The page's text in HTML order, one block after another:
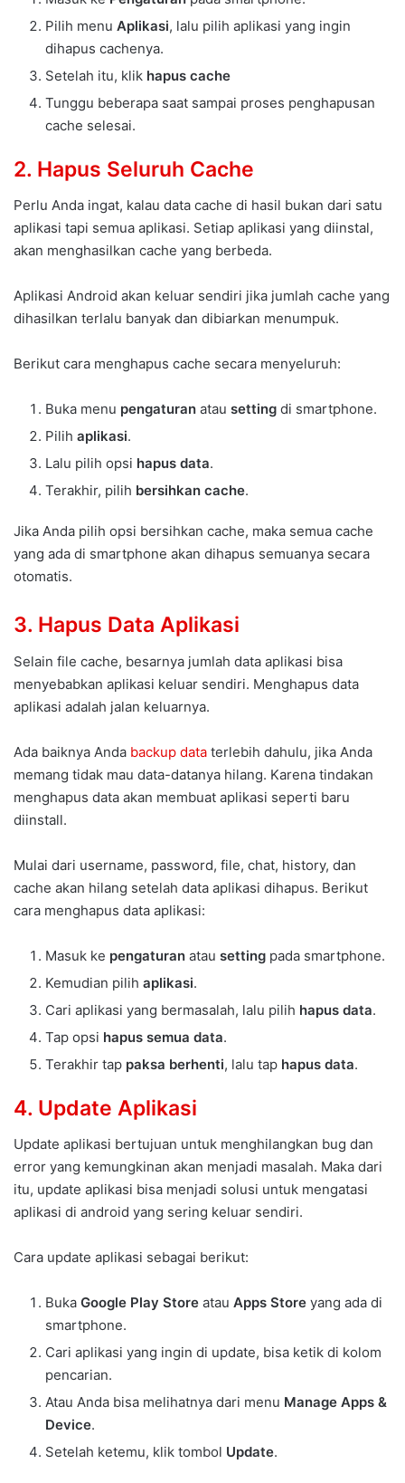
Pilih menu Aplikasi, lalu pilih aplikasi yang ingin
dihapus cachenya.
Setelah itu, klik hapus cache
Tunggu beberapa saat sampai proses penghapusan
cache selesai.
2. Hapus Seluruh Cache
Perlu Anda ingat, kalau data cache di hasil bukan dari satu
aplikasi tapi semua aplikasi. Setiap aplikasi yang diinstal,
akan menghasilkan cache yang berbeda.
Aplikasi Android akan keluar sendiri jika jumlah cache yang
dihasilkan terlalu banyak dan dibiarkan menumpuk.
Berikut cara menghapus cache secara menyeluruh:
Buka menu pengaturan atau setting di smartphone.
Pilih aplikasi.
Lalu pilih opsi hapus data.
Terakhir, pilih bersihkan cache.
Jika Anda pilih opsi bersihkan cache, maka semua cache
yang ada di smartphone akan dihapus semuanya secara
otomatis.
3. Hapus Data Aplikasi
Selain file cache, besarnya jumlah data aplikasi bisa
menyebabkan aplikasi keluar sendiri. Menghapus data
aplikasi adalah jalan keluarnya.
Ada baiknya Anda backup data terlebih dahulu, jika Anda
memang tidak mau data-datanya hilang. Karena tindakan
menghapus data akan membuat aplikasi seperti baru
diinstall.
Mulai dari username, password, file, chat, history, dan
cache akan hilang setelah data aplikasi dihapus. Berikut
cara menghapus data aplikasi:
Masuk ke pengaturan atau setting pada smartphone.
Kemudian pilih aplikasi.
Cari aplikasi yang bermasalah, lalu pilih hapus data.
Tap opsi hapus semua data.
Terakhir tap paksa berhenti, lalu tap hapus data.
4. Update Aplikasi
Update aplikasi bertujuan untuk menghilangkan bug dan
error yang kemungkinan akan menjadi masalah. Maka dari
itu, update aplikasi bisa menjadi solusi untuk mengatasi
aplikasi di android yang sering keluar sendiri.
Cara update aplikasi sebagai berikut:
Buka Google Play Store atau Apps Store yang ada di
smartphone.
Cari aplikasi yang ingin di update, bisa ketik di kolom
pencarian.
Atau Anda bisa melihatnya dari menu Manage Apps &
Device.
Setelah ketemu, klik tombol Update.